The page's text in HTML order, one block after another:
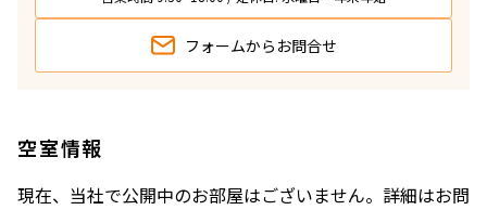
フォームから お問合せ
空室情報
現在、当社で公開中のお部屋はございません。詳細はお問